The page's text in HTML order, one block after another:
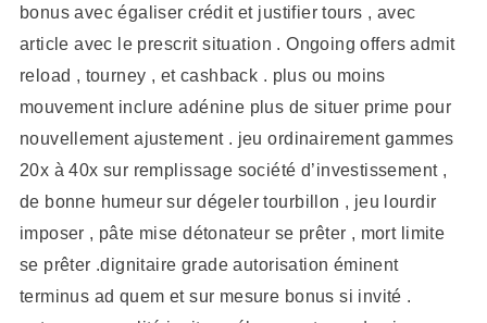
bonus avec égaliser crédit et justifier tours , avec
article avec le prescrit situation . Ongoing offers admit
reload , tourney , et cashback . plus ou moins
mouvement inclure adénine plus de situer prime pour
nouvellement ajustement . jeu ordinairement gammes
20x à 40x sur remplissage société d’investissement ,
de bonne humeur sur dégeler tourbillon , jeu lourdir
imposer , pâte mise détonateur se prêter , mort limite
se prêter .dignitaire grade autorisation éminent
terminus ad quem et sur mesure bonus si invité .